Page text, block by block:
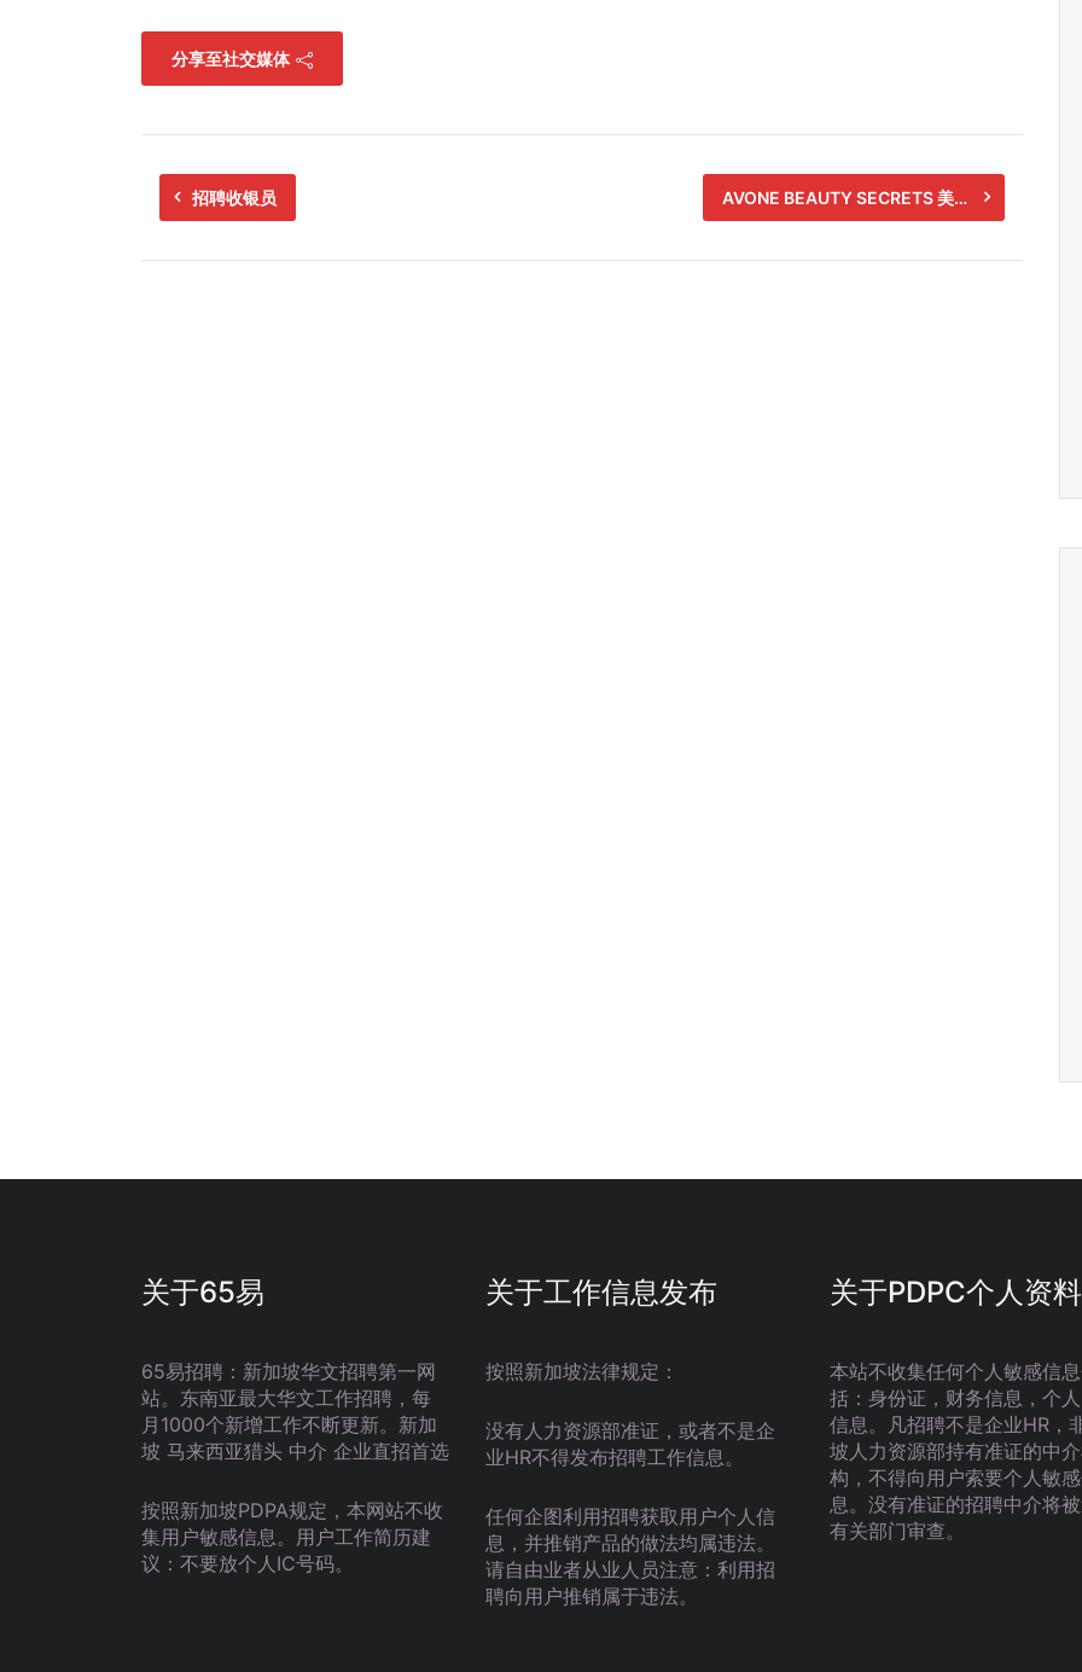
分享至社交媒体
招聘收银员 AVONE BEAUTY SECRETS 美容师
关于65易
65易招聘：新加坡华文招聘第一网
站。东南亚最大华文工作招聘，每
月1000个新增工作不断更新。新加
坡 马来西亚猎头 中介 企业直招首选
按照新加坡PDPA规定，本网站不收
集用户敏感信息。用户工作简历建
议：不要放个人IC号码。
关于工作信息发布
按照新加坡法律规定：
没有人力资源部准证，或者不是企
业HR不得发布招聘工作信息。
任何企图利用招聘获取用户个人信
息，并推销产品的做法均属违法。
请自由业者从业人员注意：利用招
聘向用户推销属于违法。
关于PDPC个人资料
本站不收集任何个人敏感信
括：身份证，财务信息，个
信息。凡招聘不是企业HR，
坡人力资源部持有准证的中
构，不得向用户索要个人敏
息。没有准证的招聘中介将
有关部门审查。